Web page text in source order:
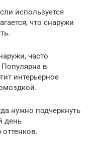
используется
что снаружи
часто
в
интерьерное
нужно подчеркнуть
день